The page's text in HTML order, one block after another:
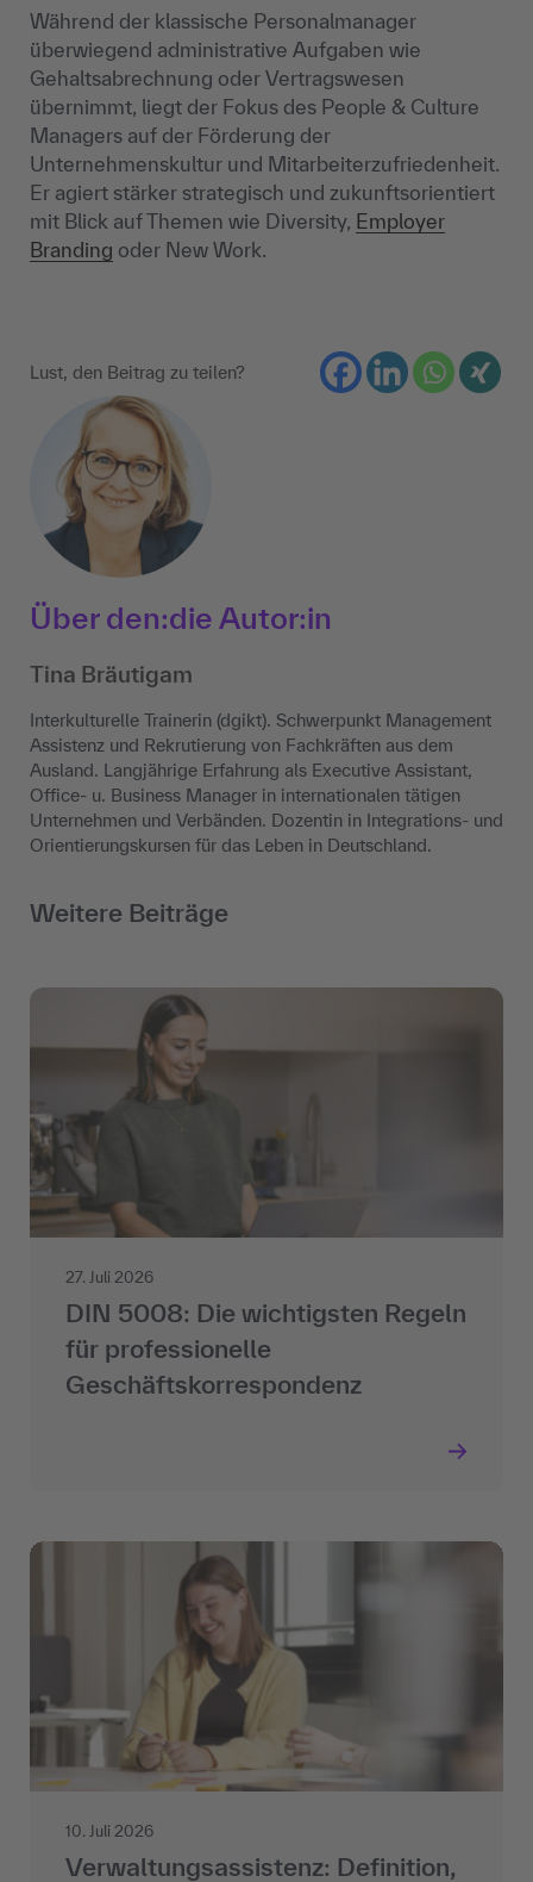
Während der klassische Personalmanager
überwiegend administrative Aufgaben wie
Gehaltsabrechnung oder Vertragswesen
übernimmt, liegt der Fokus des People & Culture
Managers auf der Förderung der
Unternehmenskultur und Mitarbeiterzufriedenheit.
Er agiert stärker strategisch und zukunftsorientiert
mit Blick auf Themen wie Diversity, Employer
Branding oder New Work.
Lust, den Beitrag zu teilen?
Über den:die Autor:in
Tina Bräutigam
Interkulturelle Trainerin (dgikt). Schwerpunkt Management
Assistenz und Rekrutierung von Fachkräften aus dem
Ausland. Langjährige Erfahrung als Executive Assistant,
Office- u. Business Manager in internationalen tätigen
Unternehmen und Verbänden. Dozentin in Integrations- und
Orientierungskursen für das Leben in Deutschland.
Weitere Beiträge
27. Juli 2026
DIN 5008: Die wichtigsten Regeln
für professionelle
Geschäftskorrespondenz
10. Juli 2026
Verwaltungsassistenz: Definition,